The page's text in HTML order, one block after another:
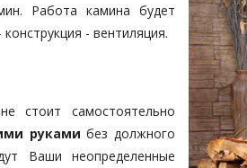
Работа камина будет
- вентиляция.
стоит самостоятельно
рукамибез должного
Ваши неопределенные